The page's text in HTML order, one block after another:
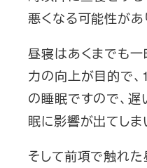
悪くなる可能性があ
昼寝はあくまでも
力の向上が目的で
の睡眠ですので、
眠に影響が出てしま
そして前項で触れ